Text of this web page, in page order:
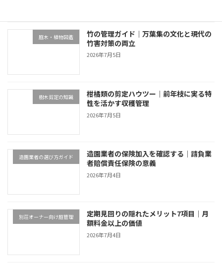
庭木・植物図鑑
竹の管理ガイド｜万葉集の文化と現代の
竹害対策の両立
2026年7月5日
樹木剪定の知識
柑橘類の剪定ハウツー｜前年枝に実る特
性を活かす収穫管理
2026年7月5日
造園業者の選び方ガイド
造園業者の保険加入を確認する｜請負業
者賠償責任保険の意義
2026年7月4日
別荘オーナー向け庭管理
定期見回りの隠れたメリット7項目｜月
額料金以上の価値
2026年7月4日